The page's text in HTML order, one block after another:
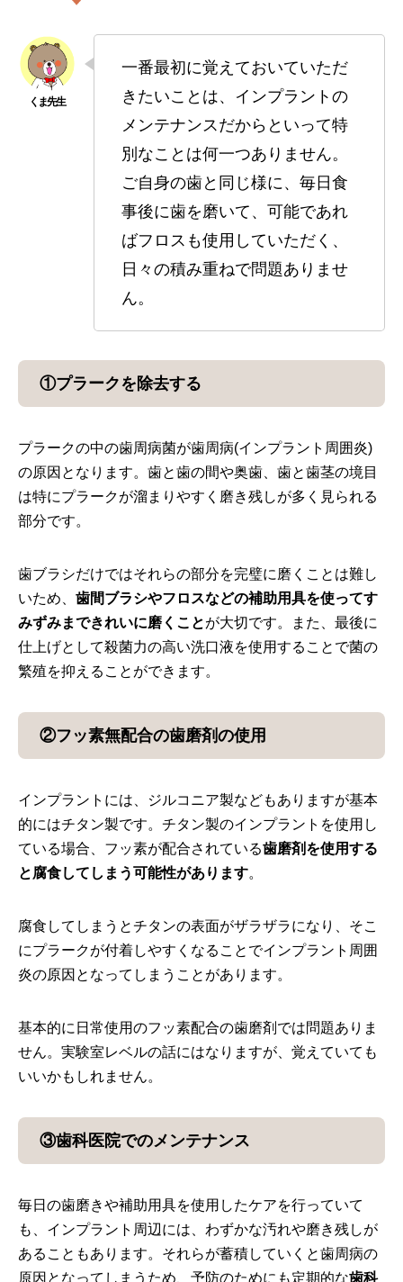
一番最初に覚えておいていただ
きたいことは、インプラントの
メンテナンスだからといって特
別なことは何一つありません。
ご自身の歯と同じ様に、毎日食
事後に歯を磨いて、可能であれ
ばフロスも使用していただく、
日々の積み重ねで問題ありませ
ん。
①プラークを除去する
プラークの中の歯周病菌が歯周病(インプラント周囲炎)
の原因となります。歯と歯の間や奥歯、歯と歯茎の境目
は特にプラークが溜まりやすく磨き残しが多く見られる
部分です。
歯ブラシだけではそれらの部分を完璧に磨くことは難し
いため、 歯間ブラシやフロスなどの補助用具を使ってす
みずみまできれいに磨くことが大切です。また、最後に
仕上げとして殺菌力の高い洗口液を使用することで菌の
繁殖を抑えることができます。
②フッ素無配合の歯磨剤の使用
インプラントには、ジルコニア製などもありますが基本
的にはチタン製です。チタン製のインプラントを使用し
ている場合、フッ素が配合されている歯磨剤を使用する
と腐食してしまう可能性があります。
腐食してしまうとチタンの表面がザラザラになり、そこ
にプラークが付着しやすくなることでインプラント周囲
炎の原因となってしまうことがあります。
基本的に日常使用のフッ素配合の歯磨剤では問題ありま
せん。実験室レベルの話にはなりますが、覚えていても
いいかもしれません。
③歯科医院でのメンテナンス
毎日の歯磨きや補助用具を使用したケアを行っていて
も、インプラント周辺には、わずかな汚れや磨き残しが
あることもあります。それらが蓄積していくと歯周病の
原因となってしまうため、予防のためにも定期的な歯科